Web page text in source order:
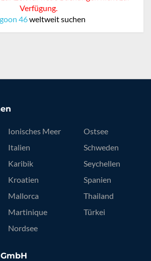
Verfügung.
46weltweit suchen
Ionisches Meer
Italien
Karibik
Kroatien
Mallorca
Martinique
Nordsee
Ostsee
Schweden
Seychellen
Spanien
Thailand
Türkei